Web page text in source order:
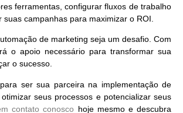
ferramentas, configurar fluxos de trabalho
suas campanhas para maximizar o ROI.
de marketing seja um desafio. Com
o apoio necessário para transformar sua
o sucesso.
ser sua parceira na implementação de
seus processos e potencializar seus
contato conosco hoje mesmo e descubra